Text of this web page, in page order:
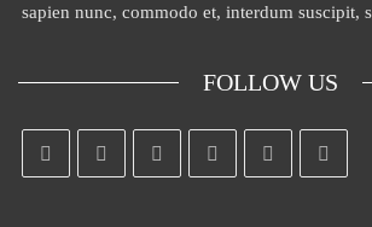
sapien nunc, commodo et, interdum suscipit,
FOLLOW US